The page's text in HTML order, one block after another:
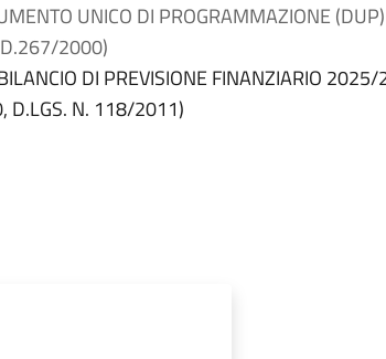
UNICO DI PROGRAMMAZIONE
2000)
DI PREVISIONE FINANZIARIO
D.LGS. N. 118/2011)